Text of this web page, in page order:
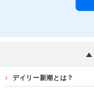
デイリー新潮とは？